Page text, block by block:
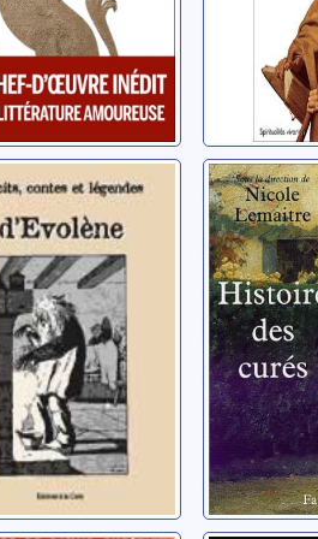
contes et
collectif
Histoire
curés
Anonyme